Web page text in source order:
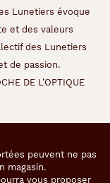
Lunetiers évoque
et des valeurs
des Lunetiers
de passion.
DE L’OPTIQUE
peuvent ne pas
magasin.
vous proposer